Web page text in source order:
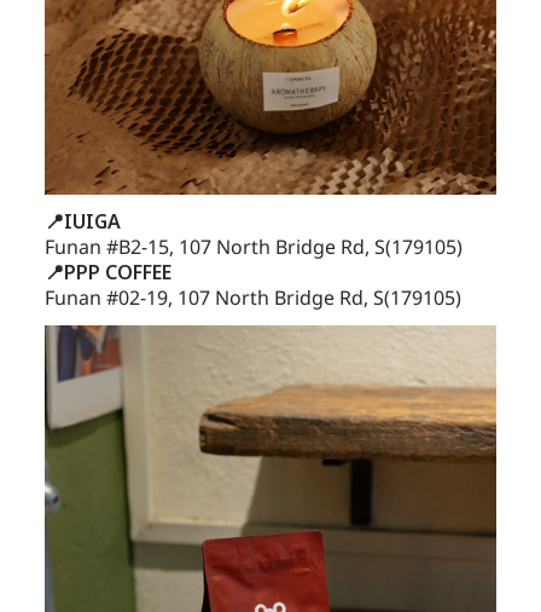
📍IUIGA
Funan #B2-15, 107 North Bridge Rd, S(179105)
📍PPP COFFEE
Funan #02-19, 107 North Bridge Rd, S(179105)